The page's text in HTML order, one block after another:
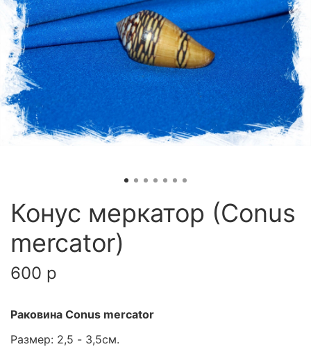
Конус меркатор (Conus
mercator)
600 р
Раковина Conus mercator
Размер: 2,5 - 3,5см.